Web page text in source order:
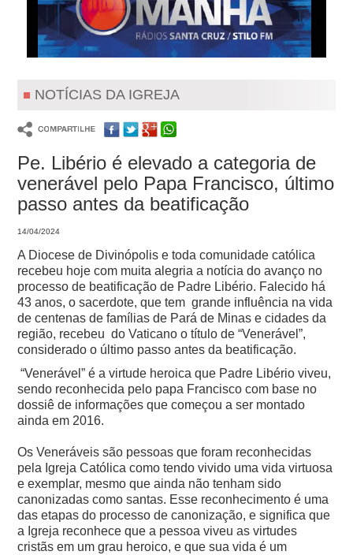
NOTÍCIAS DA IGREJA
Pe. Libério é elevado a categoria de
venerável pelo Papa Francisco, último
passo antes da beatificação
14/04/2024
A Diocese de Divinópolis e toda comunidade católica
recebeu hoje com muita alegria a notícia do avanço no
processo de beatificação de Padre Libério. Falecido há
43 anos, o sacerdote, que tem grande influência na vida
de centenas de famílias de Pará de Minas e cidades da
região, recebeu do Vaticano o título de “Venerável”,
considerado o último passo antes da beatificação.
“Venerável” é a virtude heroica que Padre Libério viveu,
sendo reconhecida pelo papa Francisco com base no
dossiê de informações que começou a ser montado
ainda em 2016.
Os Veneráveis são pessoas que foram reconhecidas
pela Igreja Católica como tendo vivido uma vida virtuosa
e exemplar, mesmo que ainda não tenham sido
canonizadas como santas. Esse reconhecimento é uma
das etapas do processo de canonização, e significa que
a Igreja reconhece que a pessoa viveu as virtudes
cristãs em um grau heroico, e que sua vida é um